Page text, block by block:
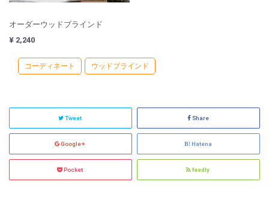
オーダーウッドブラインド
¥ 2,240
コーディネート ウッドブラインド
Tweet Share
Google+ Hatena
Pocket feedly